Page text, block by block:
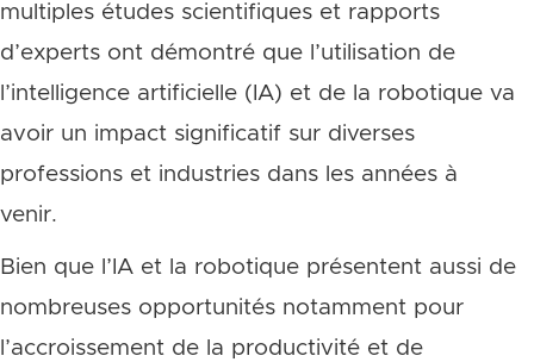
multiples études scientifiques et rapports
d’experts ont démontré que l’utilisation de
l’intelligence artificielle (IA) et de la robotique va
avoir un impact significatif sur diverses
professions et industries dans les années à
venir.
Bien que l’IA et la robotique présentent aussi de
nombreuses opportunités notamment pour
l’accroissement de la productivité et de